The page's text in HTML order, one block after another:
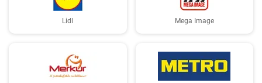
Lidl Mega Image